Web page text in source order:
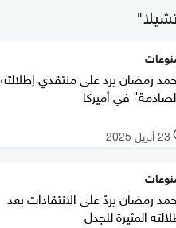
رمضان يرد على منتقدي إطلالته
في أميركا
23 أبريل 2025
رمضان يردّ على الانتقادات بعد
المثيرة للجدل